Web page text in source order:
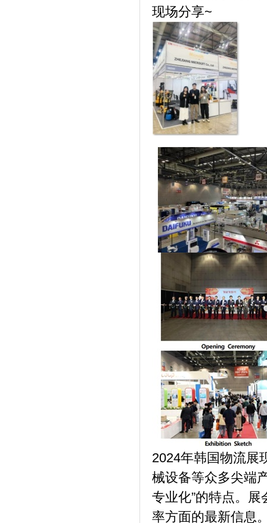
现场分享~
2024年韩国物流展
械设备等众多尖端
专业化”的特点。
率方面的最新信息